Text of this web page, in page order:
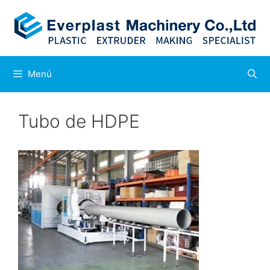
Menú
Tubo de HDPE